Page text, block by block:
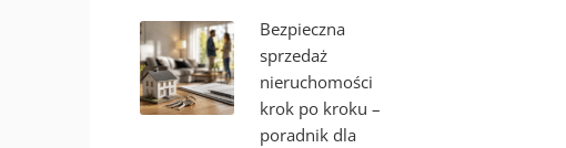
Bezpieczna
sprzedaż
nieruchomości
krok po kroku –
poradnik dla